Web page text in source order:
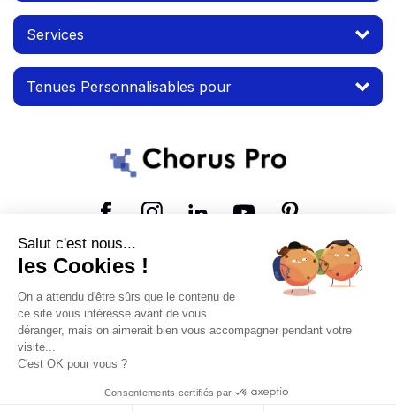
Services
Tenues Personnalisables pour
© 2026 MTP. Tous droits réservés.
Conditions d'utilisation Mentions légales
Salut c'est nous...
les Cookies !
On a attendu d'être sûrs que le contenu de
ce site vous intéresse avant de vous
déranger, mais on aimerait bien vous accompagner pendant votre
visite...
C'est OK pour vous ?
Consentements certifiés par